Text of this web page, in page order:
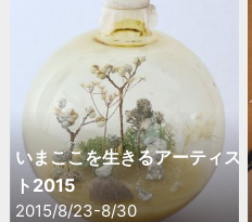
いまここを生きるアーティス
ト2015
2015/8/23-8/30